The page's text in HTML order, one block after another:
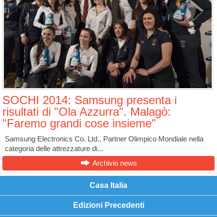
SOCHI 2014: Samsung presenta i
risultati di "Ola Azzurra". Malagò:
"Faremo grandi cose insieme"
Samsung Electronics Co. Ltd., Partner Olimpico Mondiale nella
categoria delle attrezzature di...
Archivio news
Casa Italia
Edizioni Precedenti